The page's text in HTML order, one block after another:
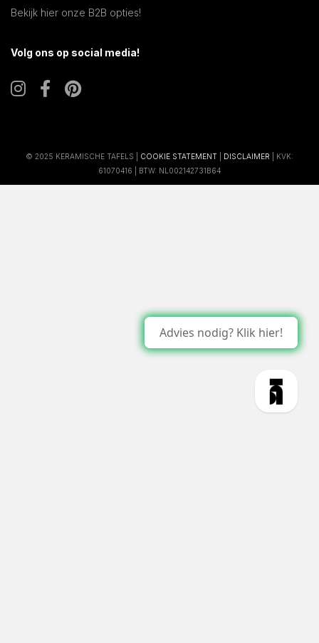
Bekijk hier onze B2B opties!
Volg ons op social media!
© 2025 KERAMISCHE TAFELS | COOKIE STATEMENT DISCLAIMER | KVK:
61070416 | BTW: NL002142731B64